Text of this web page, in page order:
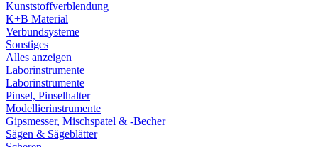
Kunststoffverblendung
K+B Material
Verbundsysteme
Sonstiges
Alles anzeigen
Laborinstrumente
Laborinstrumente
Pinsel, Pinselhalter
Modellierinstrumente
Gipsmesser, Mischspatel & -Becher
Sägen & Sägeblätter